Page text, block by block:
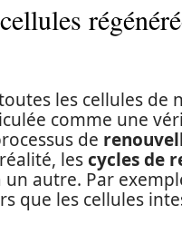
les cellules
comme une
de
lescycles de
un autre. Par
que les cellules